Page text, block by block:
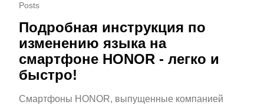
Posts
Подробная инструкция по
изменению языка на
смартфоне HONOR - легко и
быстро!
Смартфоны HONOR, выпущенные компанией